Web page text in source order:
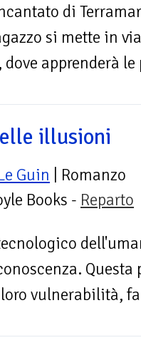
di
si mette in
apprenderà
illusioni
Guin | Romanzo
Books - Reparto
vulnerabilità,